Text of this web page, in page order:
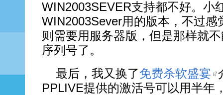
WIN2003SEVER支持都不好。小
WIN2003Sever用的版本，不过感
则需要用服务器版，但是那样就
序列号了。
最后，我又换了免费杀软盛宴
PPLIVE提供的激活号可以用半年